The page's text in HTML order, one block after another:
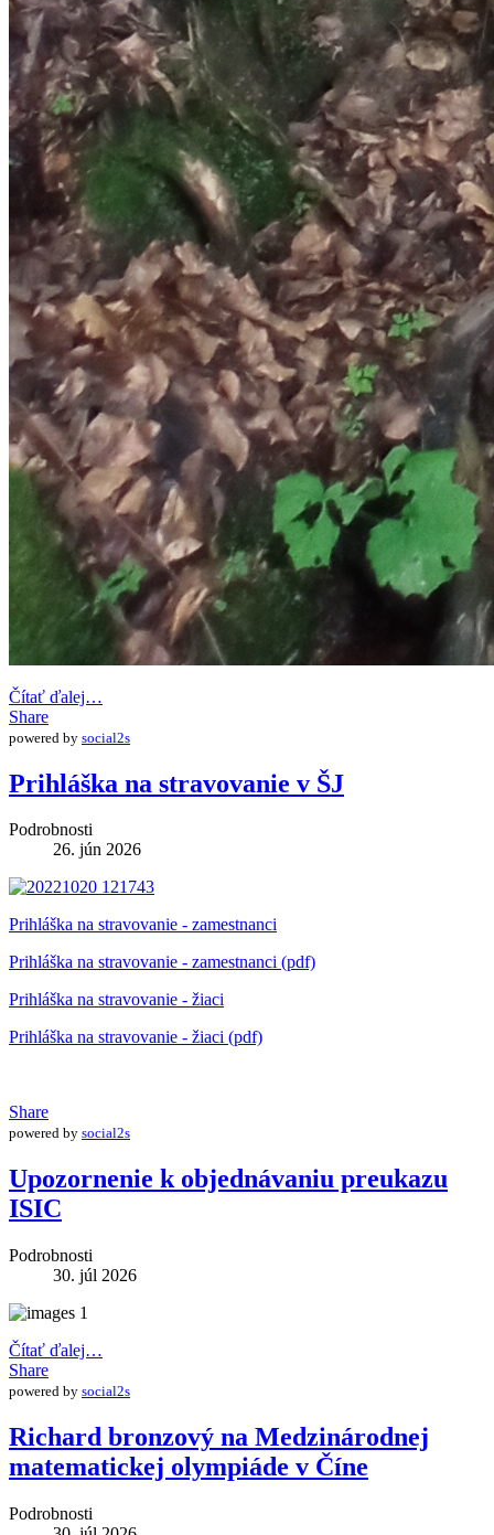
Čítať ďalej…
Share
powered by social2s
Prihláška na stravovanie v ŠJ
Podrobnosti
26. jún 2026
Prihláška na stravovanie - zamestnanci
Prihláška na stravovanie - zamestnanci (pdf)
Prihláška na stravovanie - žiaci
Prihláška na stravovanie - žiaci (pdf)
Share
powered by social2s
Upozornenie k objednávaniu preukazu
ISIC
Podrobnosti
30. júl 2026
Čítať ďalej…
Share
powered by social2s
Richard bronzový na Medzinárodnej
matematickej olympiáde v Číne
Podrobnosti